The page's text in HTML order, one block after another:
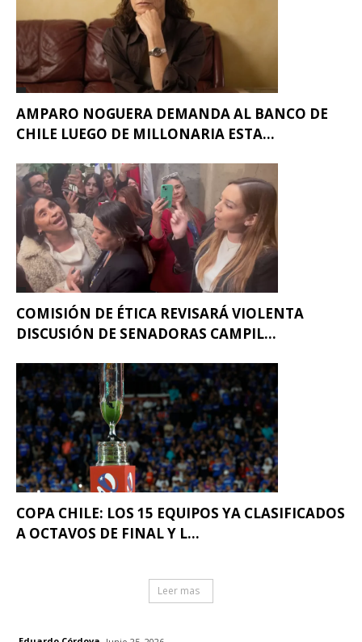
AMPARO NOGUERA DEMANDA AL BANCO DE
CHILE LUEGO DE MILLONARIA ESTA...
COMISIÓN DE ÉTICA REVISARÁ VIOLENTA
DISCUSIÓN DE SENADORAS CAMPIL...
COPA CHILE: LOS 15 EQUIPOS YA CLASIFICADOS
A OCTAVOS DE FINAL Y L...
Leer mas